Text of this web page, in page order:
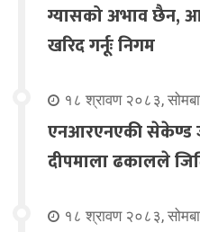
ग्यासको अभाव छैन,
खरिद गर्नूः निगम
१८ श्रावण २०८३,
एनआरएनएकी सेकेण्ड
दीपमाला ढकालले
१८ श्रावण २०८३,